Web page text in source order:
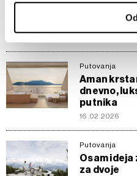
U svakom trenutku možete
saglasnost u Deklaraciji o
Zajednički rukovaoci su
Partneri. Više o podacima
vašim pravima pročitajte u
kolačićima i drugim sličnim
kolačića.
klikom na „Prikaži detalje“.
trenutku opozvati bez
Đirona,
zbog
Putovanja
Aman
dnevno,
putnika
16.02.2026
Putovanja
Osam
za dvoje